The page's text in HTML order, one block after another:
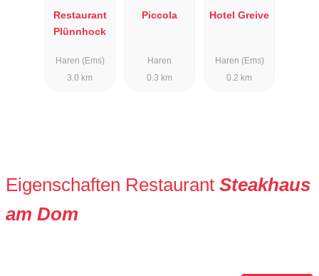
Restaurant
Plünnhock
Haren (Ems)
3.0 km
Piccola
Haren
0.3 km
Hotel Greive
Haren (Ems)
0.2 km
Eigenschaften Restaurant Steakhaus
am Dom